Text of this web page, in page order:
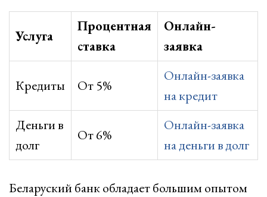
Услуга
Процентная
ставка
Онлайн-
заявка
Кредиты От 5%
Онлайн-заявка
на кредит
Деньги в
долг
От 6%
Онлайн-заявка
на деньги в долг
Беларуский банк обладает большим опытом